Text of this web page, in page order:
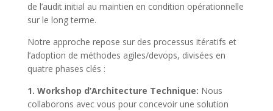
de l’audit initial au maintien en condition opérationnelle
sur le long terme.
Notre approche repose sur des processus itératifs et
l’adoption de méthodes agiles/devops, divisées en
quatre phases clés :
1. Workshop d’Architecture Technique: Nous
collaborons avec vous pour concevoir une solution